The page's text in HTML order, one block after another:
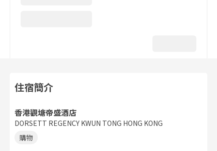
住宿簡介
香港觀塘帝盛酒店
DORSETT REGENCY KWUN TONG HONG KONG
購物